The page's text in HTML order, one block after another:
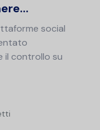
social
il controllo su